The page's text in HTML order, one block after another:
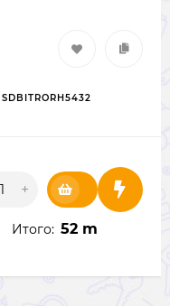
SDBITRORH5432
+
Итого: 52 m